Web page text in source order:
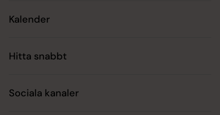
Kalender
Hitta snabbt
Sociala kanaler